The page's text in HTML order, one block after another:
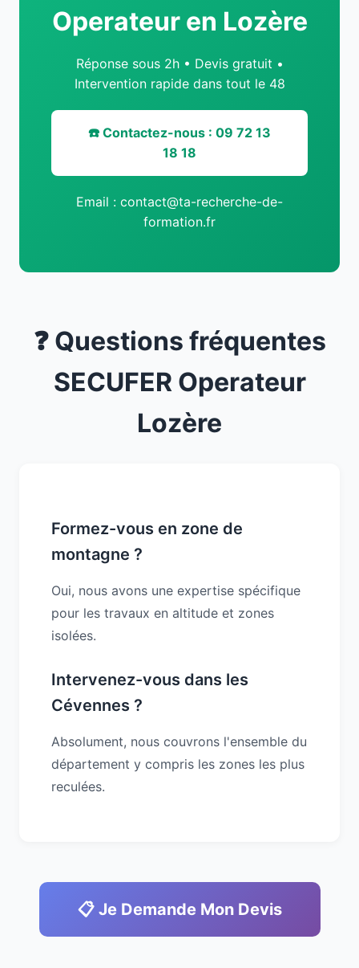
Operateur en Lozère
Réponse sous 2h • Devis gratuit •
Intervention rapide dans tout le 48
☎️ Contactez-nous : 09 72 13
18 18
Email : contact@ta-recherche-de-
formation.fr
❓ Questions fréquentes
SECUFER Operateur
Lozère
Formez-vous en zone de
montagne ?
Oui, nous avons une expertise spécifique
pour les travaux en altitude et zones
isolées.
Intervenez-vous dans les
Cévennes ?
Absolument, nous couvrons l'ensemble du
département y compris les zones les plus
reculées.
📋 Je Demande Mon Devis